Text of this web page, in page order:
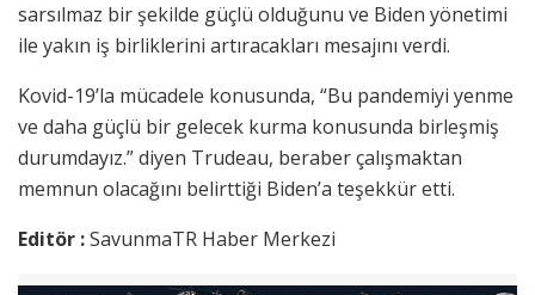
sarsılmaz bir şekilde güçlü olduğunu ve Biden yönetimi
ile yakın iş birliklerini artıracakları mesajını verdi.
Kovid-19’la mücadele konusunda, “Bu pandemiyi yenme
ve daha güçlü bir gelecek kurma konusunda birleşmiş
durumdayız.” diyen Trudeau, beraber çalışmaktan
memnun olacağını belirttiği Biden’a teşekkür etti.
Editör :SavunmaTR Haber Merkezi